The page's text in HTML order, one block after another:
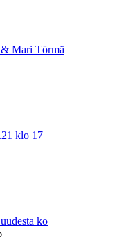
Mari Törmä
klo 17
ko